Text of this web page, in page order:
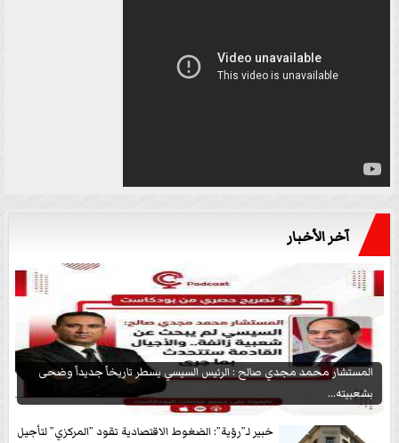
آخر الأخبار
المستشار محمد مجدي صالح : الرئيس السيسي يسطر تاريخاً جديداً وضحى
بشعبيته...
خبير لـ”رؤية”: الضغوط الاقتصادية تقود ”المركزي” لتأجيل